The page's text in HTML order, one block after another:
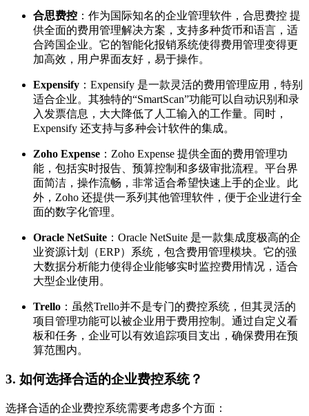
合思费控 ：作为国际知名的企业管理软件，合思费控 提
供全面的费用管理解决方案，支持多种货币和语言，适
合跨国企业。它的智能化报销系统使得费用管理变得更
加高效，用户界面友好，易于操作。
Expensify ：Expensify 是一款灵活的费用管理应用，特别
适合企业。其独特的“SmartScan”功能可以自动识别和录
入发票信息，大大降低了人工输入的工作量。同时，
Expensify 还支持与多种会计软件的集成。
Zoho Expense ：Zoho Expense 提供全面的费用管理功
能，包括实时报告、预算控制和多级审批流程。平台界
面简洁，操作流畅，非常适合希望快速上手的企业。此
外，Zoho 还提供一系列其他管理软件，便于企业进行全
面的数字化管理。
Oracle NetSuite ：Oracle NetSuite 是一款集成度极高的企
业资源计划（ERP）系统，包含费用管理模块。它的强
大数据分析能力使得企业能够实时监控费用情况，适合
大型企业使用。
Trello ：虽然Trello并不是专门的费控系统，但其灵活的
项目管理功能可以被企业用于费用控制。通过自定义看
板和任务，企业可以有效追踪项目支出，确保费用在预
算范围内。
3. 如何选择合适的企业费控系统？
选择合适的企业费控系统需要考虑多个方面：